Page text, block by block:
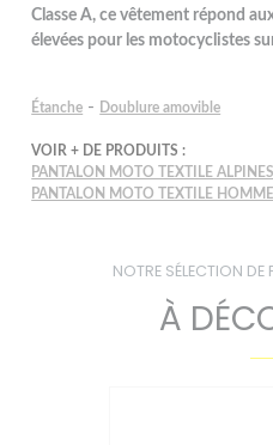
Classe A, ce vêtement répond
élevées pour les motocyclistes
Étanche - Doublure amovible
VOIR + DE PRODUITS :
PANTALON MOTO TEXTILE
PANTALON MOTO TEXTILE
NOTRE SÉLECTION
À